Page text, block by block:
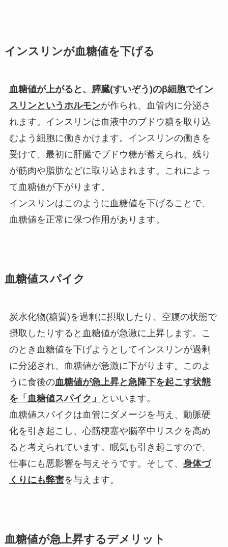
インスリンが血糖値を下げる
血糖値が上がると、膵臓(すいぞう)のβ細胞でイン
スリンというホルモンが作られ、血管内に分泌さ
れます。インスリンは血液中のブドウ糖を取り込
むよう細胞に働きかけます。インスリンの働きを
受けて、最初に肝臓でブドウ糖が蓄えられ、残り
が筋肉や脂肪などに取り込まれます。これによっ
て血糖値が下がります。
インスリンはこのように血糖値を下げることで、
血糖値を正常に保つ作用があります。
血糖値スパイク
炭水化物(糖質)を過剰に摂取したり、空腹の状態で
摂取したりすると血糖値が急激に上昇します。こ
のとき血糖値を下げようとしてインスリンが過剰
に分泌され、血糖値が急激に下がります。このよ
うに食後の血糖値が急上昇と急降下を起こす状態
を「血糖値スパイク」
といいます。
血糖値スパイクは血管にダメージを与え、動脈硬
化を引き起こし、心筋梗塞や脳卒中リスクを高め
ると考えられています。眠気も引き起こすので、
仕事にも悪影響を与えそうです。そして、 身体づ
くりにも弊害を与えます。
血糖値が急上昇するデメリット